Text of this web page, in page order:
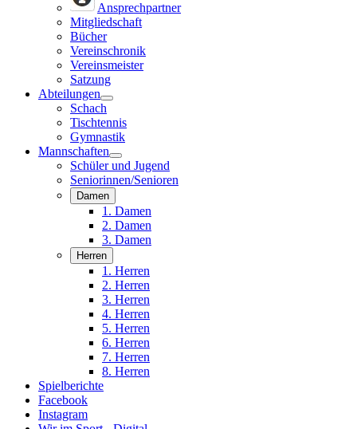
Ansprechpartner
Mitgliedschaft
Bücher
Vereinschronik
Vereinsmeister
Satzung
Abteilungen
Schach
Tischtennis
Gymnastik
Mannschaften
Schüler und Jugend
Seniorinnen/Senioren
Damen
1. Damen
2. Damen
3. Damen
Herren
1. Herren
2. Herren
3. Herren
4. Herren
5. Herren
6. Herren
7. Herren
8. Herren
Spielberichte
Facebook
Instagram